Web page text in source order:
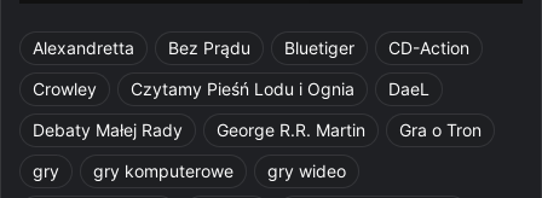
Alexandretta Bez Prądu Bluetiger
CD-Action
Crowley
Czytamy Pieśń Lodu i Ognia
DaeL
Debaty Małej Rady
George R.R. Martin
Gra o Tron
gry
gry komputerowe gry wideo